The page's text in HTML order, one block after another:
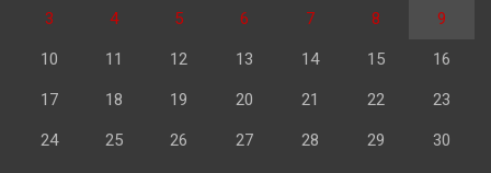
3 4 5 6 7 8 9
10 11 12 13 14 15 16
17 18 19 20 21 22 23
24 25 26 27 28 29 30